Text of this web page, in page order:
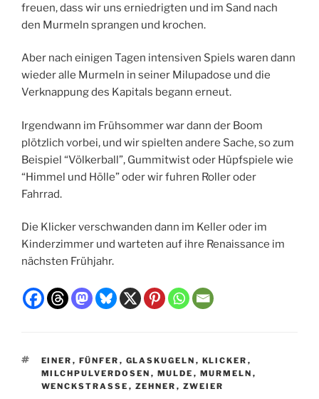
freuen, dass wir uns erniedrigten und im Sand nach
den Murmeln sprangen und krochen.
Aber nach einigen Tagen intensiven Spiels waren dann
wieder alle Murmeln in seiner Milupadose und die
Verknappung des Kapitals begann erneut.
Irgendwann im Frühsommer war dann der Boom
plötzlich vorbei, und wir spielten andere Sache, so zum
Beispiel “Völkerball”, Gummitwist oder Hüpfspiele wie
“Himmel und Hölle” oder wir fuhren Roller oder
Fahrrad.
Die Klicker verschwanden dann im Keller oder im
Kinderzimmer und warteten auf ihre Renaissance im
nächsten Frühjahr.
SCHLAGWÖRTER
EINER , FÜNFER , GLASKUGELN , KLICKER ,
MILCHPULVERDOSEN , MULDE , MURMELN ,
WENCKSTRASSE , ZEHNER , ZWEIER